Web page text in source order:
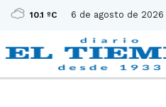
10.1 ºC 6 de agosto de 2026